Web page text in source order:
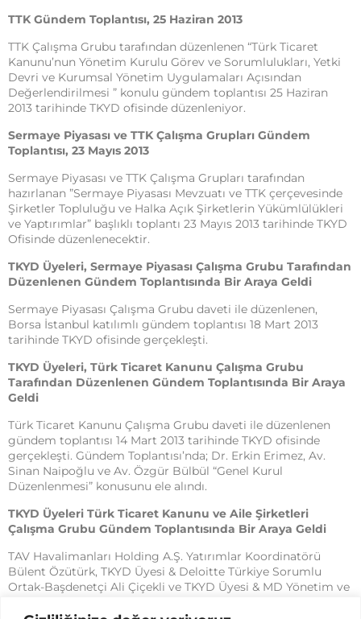
TTK Gündem Toplantısı, 25 Haziran 2013
TTK Çalışma Grubu tarafından düzenlenen “Türk Ticaret
Kanunu’nun Yönetim Kurulu Görev ve Sorumlulukları, Yetki
Devri ve Kurumsal Yönetim Uygulamaları Açısından
Değerlendirilmesi ” konulu gündem toplantısı 25 Haziran
2013 tarihinde TKYD ofisinde düzenleniyor.
Sermaye Piyasası ve TTK Çalışma Grupları Gündem
Toplantısı, 23 Mayıs 2013
Sermaye Piyasası ve TTK Çalışma Grupları tarafından
hazırlanan ”Sermaye Piyasası Mevzuatı ve TTK çerçevesinde
Şirketler Topluluğu ve Halka Açık Şirketlerin Yükümlülükleri
ve Yaptırımlar” başlıklı toplantı 23 Mayıs 2013 tarihinde TKYD
Ofisinde düzenlenecektir.
TKYD Üyeleri, Sermaye Piyasası Çalışma Grubu Tarafından
Düzenlenen Gündem Toplantısında Bir Araya Geldi
Sermaye Piyasası Çalışma Grubu daveti ile düzenlenen,
Borsa İstanbul katılımlı gündem toplantısı 18 Mart 2013
tarihinde TKYD ofisinde gerçekleşti.
TKYD Üyeleri, Türk Ticaret Kanunu Çalışma Grubu
Tarafından Düzenlenen Gündem Toplantısında Bir Araya
Geldi
Türk Ticaret Kanunu Çalışma Grubu daveti ile düzenlenen
gündem toplantısı 14 Mart 2013 tarihinde TKYD ofisinde
gerçekleşti. Gündem Toplantısı’nda; Dr. Erkin Erimez, Av.
Sinan Naipoğlu ve Av. Özgür Bülbül “Genel Kurul
Düzenlenmesi” konusunu ele alındı.
TKYD Üyeleri Türk Ticaret Kanunu ve Aile Şirketleri
Çalışma Grubu Gündem Toplantısında Bir Araya Geldi
TAV Havalimanları Holding A.Ş. Yatırımlar Koordinatörü
Bülent Özütürk, TKYD Üyesi & Deloitte Türkiye Sorumlu
Ortak-Başdenetçi Ali Çiçekli ve TKYD Üyesi & MD Yönetim ve